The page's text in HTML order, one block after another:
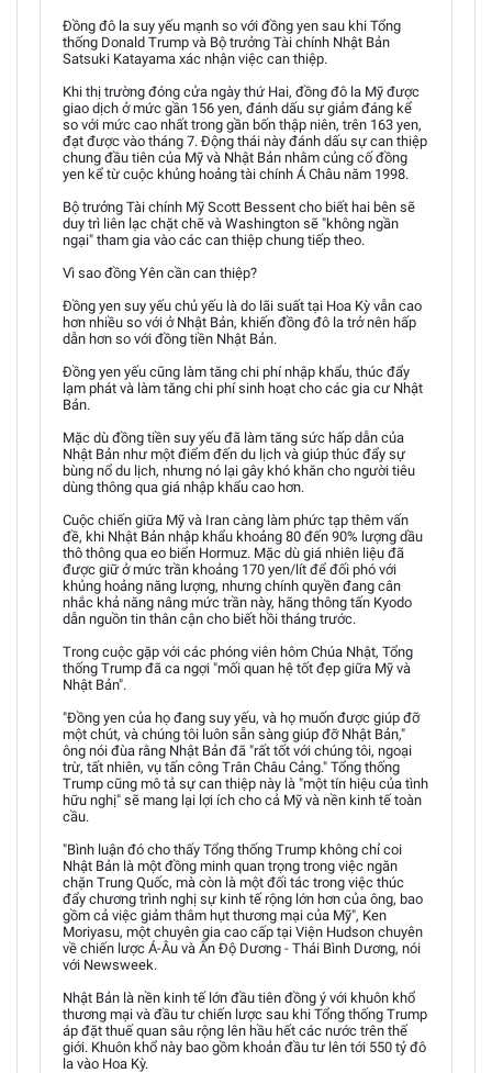
Đồng đô la suy yếu mạnh so với đồng yen sau khi Tổng
thống Donald Trump và Bộ trưởng Tài chính Nhật Bản
Satsuki Katayama xác nhận việc can thiệp.
Khi thị trường đóng cửa ngày thứ Hai, đồng đô la Mỹ được
giao dịch ở mức gần 156 yen, đánh dấu sự giảm đáng kể
so với mức cao nhất trong gần bốn thập niên, trên 163 yen,
đạt được vào tháng 7. Động thái này đánh dấu sự can thiệp
chung đầu tiên của Mỹ và Nhật Bản nhằm củng cố đồng
yen kể từ cuộc khủng hoảng tài chính Á Châu năm 1998.
Bộ trưởng Tài chính Mỹ Scott Bessent cho biết hai bên sẽ
duy trì liên lạc chặt chẽ và Washington sẽ "không ngần
ngại" tham gia vào các can thiệp chung tiếp theo.
Vì sao đồng Yên cần can thiệp?
Đồng yen suy yếu chủ yếu là do lãi suất tại Hoa Kỳ vẫn cao
hơn nhiều so với ở Nhật Bản, khiến đồng đô la trở nên hấp
dẫn hơn so với đồng tiền Nhật Bản.
Đồng yen yếu cũng làm tăng chi phí nhập khẩu, thúc đẩy
lạm phát và làm tăng chi phí sinh hoạt cho các gia cư Nhật
Bản.
Mặc dù đồng tiền suy yếu đã làm tăng sức hấp dẫn của
Nhật Bản như một điểm đến du lịch và giúp thúc đẩy sự
bùng nổ du lịch, nhưng nó lại gây khó khăn cho người tiêu
dùng thông qua giá nhập khẩu cao hơn.
Cuộc chiến giữa Mỹ và Iran càng làm phức tạp thêm vấn
đề, khi Nhật Bản nhập khẩu khoảng 80 đến 90% lượng dầu
thô thông qua eo biển Hormuz. Mặc dù giá nhiên liệu đã
được giữ ở mức trần khoảng 170 yen/lít để đối phó với
khủng hoảng năng lượng, nhưng chính quyền đang cân
nhắc khả năng nâng mức trần này, hãng thông tấn Kyodo
dẫn nguồn tin thân cận cho biết hồi tháng trước.
Trong cuộc gặp với các phóng viên hôm Chúa Nhật, Tổng
thống Trump đã ca ngợi "mối quan hệ tốt đẹp giữa Mỹ và
Nhật Bản".
"Đồng yen của họ đang suy yếu, và họ muốn được giúp đỡ
một chút, và chúng tôi luôn sẵn sàng giúp đỡ Nhật Bản,"
ông nói đùa rằng Nhật Bản đã "rất tốt với chúng tôi, ngoại
trừ, tất nhiên, vụ tấn công Trân Châu Cảng." Tổng thống
Trump cũng mô tả sự can thiệp này là "một tín hiệu của tình
hữu nghị" sẽ mang lại lợi ích cho cả Mỹ và nền kinh tế toàn
cầu.
"Bình luận đó cho thấy Tổng thống Trump không chỉ coi
Nhật Bản là một đồng minh quan trọng trong việc ngăn
chặn Trung Quốc, mà còn là một đối tác trong việc thúc
đẩy chương trình nghị sự kinh tế rộng lớn hơn của ông, bao
gồm cả việc giảm thâm hụt thương mại của Mỹ", Ken
Moriyasu, một chuyên gia cao cấp tại Viện Hudson chuyên
về chiến lược Á-Âu và Ấn Độ Dương - Thái Bình Dương, nói
với Newsweek.
Nhật Bản là nền kinh tế lớn đầu tiên đồng ý với khuôn khổ
thương mại và đầu tư chiến lược sau khi Tổng thống Trump
áp đặt thuế quan sâu rộng lên hầu hết các nước trên thế
giới. Khuôn khổ này bao gồm khoản đầu tư lên tới 550 tỷ đô
la vào Hoa Kỳ.